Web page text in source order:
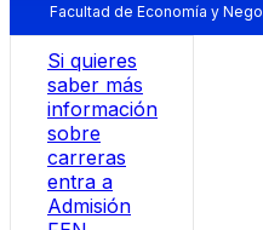
Facultad de Economía y
Si quieres
saber más
información
sobre
carreras
entra a
Admisión